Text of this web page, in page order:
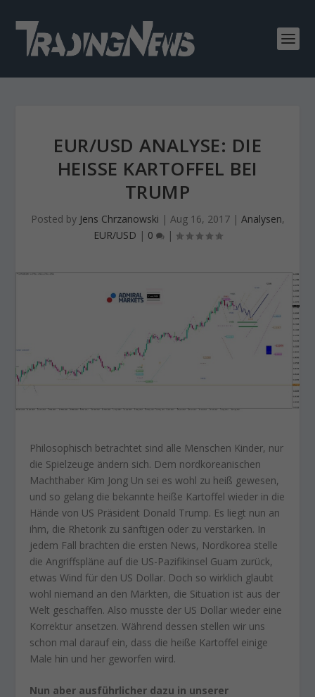
EUR/USD ANALYSE: DIE
HEISSE KARTOFFEL BEI T
RUMP
Posted by Jens Chrzanowski | Aug 16, 2017| Analysen,
EUR/USD | 0 |
Philosophisch betrachtet sind alle Menschen Kinder, nur
die Spielzeuge ändern sich. Dem nordkoreanischen
Machthaber Kim Jong Un sei es wohl zu heiß gewesen,
und so gelang die bekannte heiße Kartoffel wieder in die
Hände von US Präsident Donald Trump. Es liegt nun an
ihm, die Rhetorik zu sänftigen oder zu verstärken. In
jedem Fall brachten die ersten News, Nordkorea stelle
die Angriffspläne auf die US-Pazifikinsel Guam zurück,
etwas Wind für den US Dollar. Doch so wirklich glaubt
wohl niemand an den Märkten, die Situation ist aus der
Welt geschaffen. Also musste der US Dollar wieder eine
Korrektur ansetzen. Während dessen stellen wir uns
schon mal darauf ein, dass die heiße Kartoffel einige
Male hin und her geworfen wird.
Nun aber ausführlicher dazu in unserer